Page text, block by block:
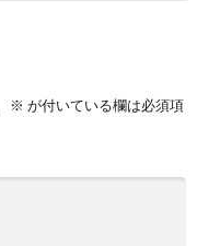
※ が付いている欄は必須項